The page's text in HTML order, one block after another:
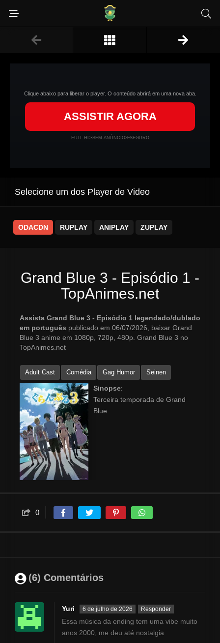
Clique abaixo para liberar o player. O conteúdo abrirá em uma nova aba.
ASSISTIR AGORA
FULL HD•SEM ANÚNCIOS•SEGURO
Selecione um dos Player de Video
ODACDN RUPLAY ANIPLAY ZUPLAY
Grand Blue 3 - Episódio 1 -
TopAnimes.net
Assista Grand Blue 3 - Episódio 1 legendado/dublado
em português publicado em 06/07/2026, baixar Grand
Blue 3 anime em 1080p, 720p, 480p. Grand Blue 3 no
TopAnimes.net
Adult Cast Comédia Gag Humor Seinen
Sinopse:
Terceira temporada de Grand
Blue
0
(6) Comentários
Yuri 6 de julho de 2026 Responder
Essa música da ending tem uma vibe muito
anos 2000, me deu até nostalgia